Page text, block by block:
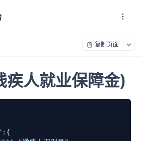
复制页面
人就业保障金)
: {